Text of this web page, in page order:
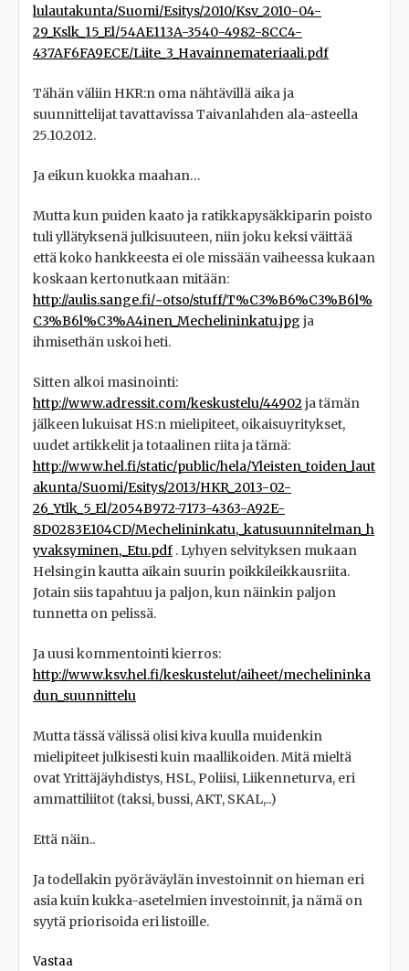
lulautakunta/Suomi/Esitys/2010/Ksv_2010-04-
29_Kslk_15_El/54AE113A-3540-4982-8CC4-
437AF6FA9ECE/Liite_3_Havainnemateriaali.pdf
Tähän väliin HKR:n oma nähtävillä aika ja
suunnittelijat tavattavissa Taivanlahden ala-asteella
25.10.2012.
Ja eikun kuokka maahan…
Mutta kun puiden kaato ja ratikkapysäkkiparin poisto
tuli yllätyksenä julkisuuteen, niin joku keksi väittää
että koko hankkeesta ei ole missään vaiheessa kukaan
koskaan kertonutkaan mitään:
http://aulis.sange.fi/~otso/stuff/T%C3%B6%C3%B6l%
C3%B6l%C3%A4inen_Mechelininkatu.jpg ja
ihmisethän uskoi heti.
Sitten alkoi masinointi:
http://www.adressit.com/keskustelu/44902ja tämän
jälkeen lukuisat HS:n mielipiteet, oikaisuyritykset,
uudet artikkelit ja totaalinen riita ja tämä:
http://www.hel.fi/static/public/hela/Yleisten_toiden_laut
akunta/Suomi/Esitys/2013/HKR_2013-02-
26_Ytlk_5_El/2054B972-7173-4363-A92E-
8D0283E104CD/Mechelininkatu,_katusuunnitelman_h
yvaksyminen,_Etu.pdf . Lyhyen selvityksen mukaan
Helsingin kautta aikain suurin poikkileikkausriita.
Jotain siis tapahtuu ja paljon, kun näinkin paljon
tunnetta on pelissä.
Ja uusi kommentointi kierros:
http://www.ksv.hel.fi/keskustelut/aiheet/mechelininka
dun_suunnittelu
Mutta tässä välissä olisi kiva kuulla muidenkin
mielipiteet julkisesti kuin maallikoiden. Mitä mieltä
ovat Yrittäjäyhdistys, HSL, Poliisi, Liikenneturva, eri
ammattiliitot (taksi, bussi, AKT, SKAL,..)
Että näin..
Ja todellakin pyöräväylän investoinnit on hieman eri
asia kuin kukka-asetelmien investoinnit, ja nämä on
syytä priorisoida eri listoille.
Vastaa